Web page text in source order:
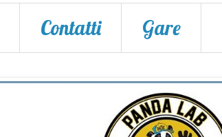
Contatti Gare